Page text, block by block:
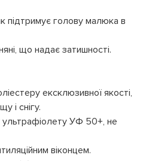
підтримує голову малюка в
що надає затишності.
ексклюзивної якості,
і снігу.
ультрафіолету УФ 50+, не
віконцем.